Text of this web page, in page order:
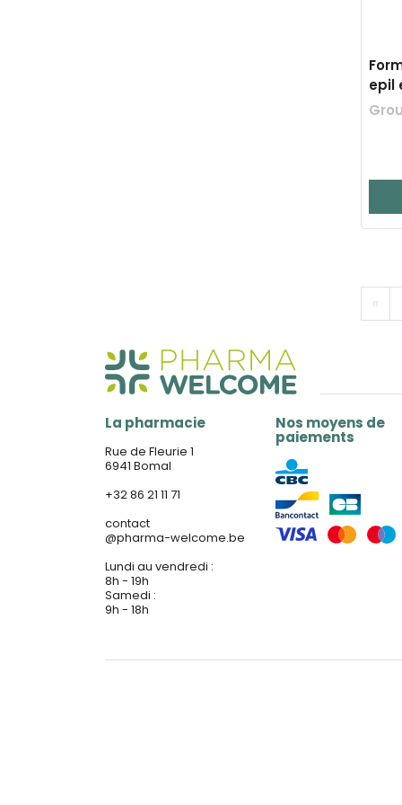
epil
«
La pharmacie
Rue de Fleurie 1
6941 Bomal
+32 86 21 11 71
contact
@pharma-welcome.be
Lundi au vendredi :
8h - 19h
Samedi :
9h - 18h
Nos moyens de
paiements